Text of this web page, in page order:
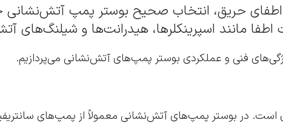
حریق، انتخاب صحیح بوستر پمپ آتش‌نشانی
اطفا مانند اسپرینکلرها، هیدرانت‌ها و
فنی و عملکردی بوستر پمپ‌های آتش‌نشانی می‌پردازیم.
در بوستر پمپ‌های آتش‌نشانی معمولاً از پمپ‌های سانتریفیوژ